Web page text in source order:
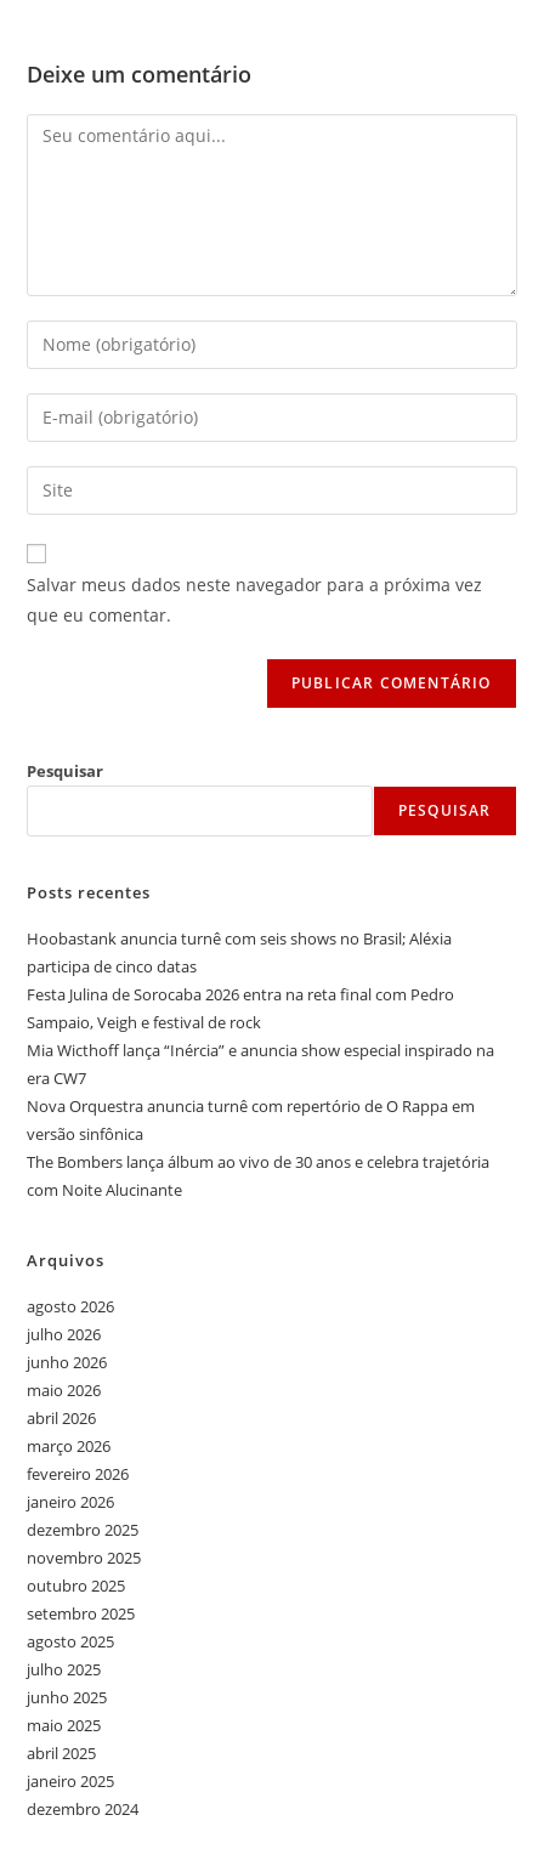
Deixe um comentário
Comentário
Digite
seu
nome
ou
de
usuário
para
comentar
Digite
seu
endereço
de
mail
para
comentar
Digite
o
URL
do
site
Salvar meus dados neste navegador para a próxima vez
que eu comentar.
Pesquisar
PESQUISAR
Posts recentes
Hoobastank anuncia turnê com seis shows no Brasil; Aléxia
participa de cinco datas
Festa Julina de Sorocaba 2026 entra na reta final com Pedro
Sampaio, Veigh e festival de rock
Mia Wicthoff lança “Inércia” e anuncia show especial inspirado na
era CW7
Nova Orquestra anuncia turnê com repertório de O Rappa em
versão sinfônica
The Bombers lança álbum ao vivo de 30 anos e celebra trajetória
com Noite Alucinante
Arquivos
agosto 2026
julho 2026
junho 2026
maio 2026
abril 2026
março 2026
fevereiro 2026
janeiro 2026
dezembro 2025
novembro 2025
outubro 2025
setembro 2025
agosto 2025
julho 2025
junho 2025
maio 2025
abril 2025
janeiro 2025
dezembro 2024